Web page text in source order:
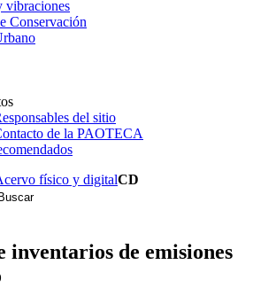
vibraciones
Conservación
del sitio
de la PAOTECA
físico y digitalCD
inventarios de emisiones